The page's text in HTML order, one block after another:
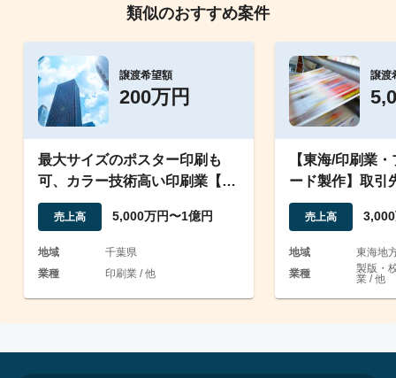
類似のおすすめ案件
譲渡希望額
200万円
最大サイズのポスター印刷も
可、カラー技術高い印刷業【役
員従業員継続】
売上高 5,000万円〜1億円
地域
千葉県
業種
印刷業 / 他
譲渡
【東海/印刷業
ード製作】取引
に強み/事業譲渡
売上高
地域
東海地
業種
製版・
業 / 他